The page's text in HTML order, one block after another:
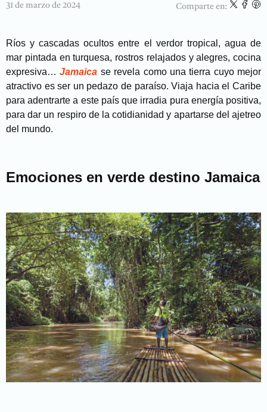
31 de marzo de 2024 Comparte en:
Ríos y cascadas ocultos entre el verdor tropical, agua de
mar pintada en turquesa, rostros relajados y alegres, cocina
expresiva…Jamaica se revela como una tierra cuyo mejor
atractivo es ser un pedazo de paraíso. Viaja hacia el Caribe
para adentrarte a este país que irradia pura energía positiva,
para dar un respiro de la cotidianidad y apartarse del ajetreo
del mundo.
Emociones en verde destino Jamaica